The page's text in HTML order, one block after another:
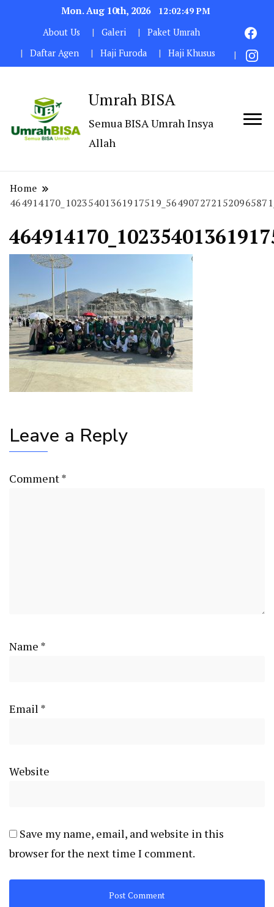
Mon. Aug 10th, 2026
12:02:50 PM
About Us
Galeri
Paket Umrah
Daftar Agen
Haji Furoda Haji Khusus
Umrah BISA
Semua BISA Umrah Insya
Allah
Home
Leave a Reply
Comment*
Name *
Email *
Website
Save my name, email, and website in this
browser for the next time I comment.